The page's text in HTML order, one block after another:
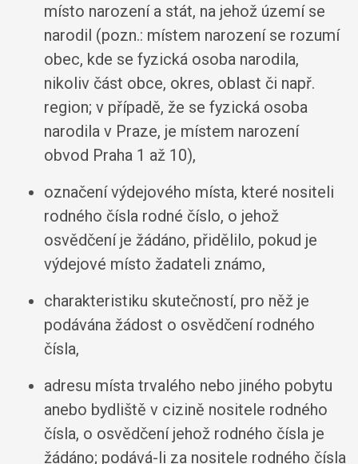
místo narození a stát, na jehož území se
narodil (pozn.: místem narození se rozumí
obec, kde se fyzická osoba narodila,
nikoliv část obce, okres, oblast či např.
region; v případě, že se fyzická osoba
narodila v Praze, je místem narození
obvod Praha 1 až 10),
označení výdejového místa, které nositeli
rodného čísla rodné číslo, o jehož
osvědčení je žádáno, přidělilo, pokud je
výdejové místo žadateli známo,
charakteristiku skutečností, pro něž je
podávána žádost o osvědčení rodného
čísla,
adresu místa trvalého nebo jiného pobytu
anebo bydliště v cizině nositele rodného
čísla, o osvědčení jehož rodného čísla je
žádáno; podává-li za nositele rodného čísla